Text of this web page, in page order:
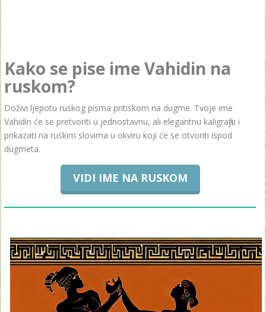
Kako se pise ime Vahidin na
ruskom?
Doživi ljepotu ruskog pisma pritiskom na dugme. Tvoje ime
Vahidin će se pretvoriti u jednostavnu, ali elegantnu kaligrafiju i
prikazati na ruskim slovima u okviru koji će se otvoriti ispod
dugmeta.
VIDI IME NA RUSKOM